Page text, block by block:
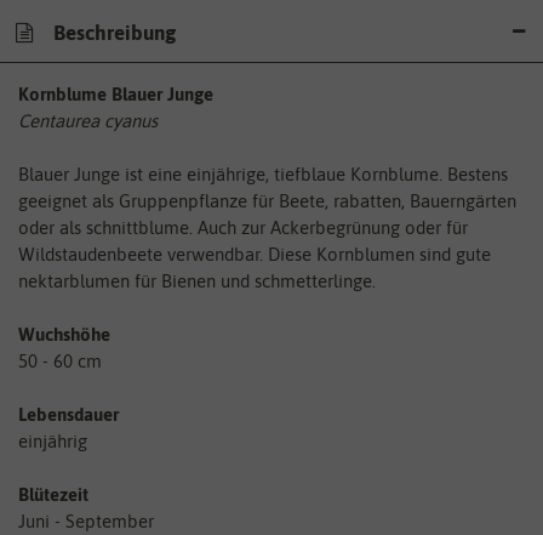
Beschreibung
Kornblume Blauer Junge
Centaurea cyanus
Blauer Junge ist eine einjährige, tiefblaue Kornblume. Bestens
geeignet als Gruppenpflanze für Beete, rabatten, Bauerngärten
oder als schnittblume. Auch zur Ackerbegrünung oder für
Wildstaudenbeete verwendbar. Diese Kornblumen sind gute
nektarblumen für Bienen und schmetterlinge.
Wuchshöhe
50 - 60 cm
Lebensdauer
einjährig
Blütezeit
Juni - September